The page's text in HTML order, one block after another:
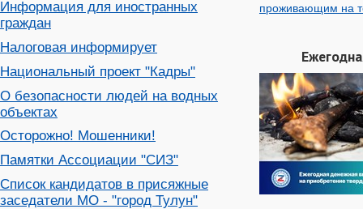
Информация для иностранных
граждан
Налоговая информирует
Национальный проект "Кадры"
О безопасности людей на водных
объектах
Осторожно! Мошенники!
Памятки Ассоциации "СИЗ"
Список кандидатов в присяжные
заседатели МО - "город Тулун"
проживающим на